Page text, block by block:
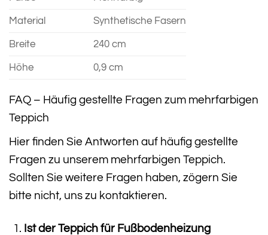
Material Synthetische Fasern
Breite 240 cm
Höhe 0,9 cm
FAQ – Häufig gestellte Fragen zum mehrfarbigen
Teppich
Hier finden Sie Antworten auf häufig gestellte
Fragen zu unserem mehrfarbigen Teppich.
Sollten Sie weitere Fragen haben, zögern Sie
bitte nicht, uns zu kontaktieren.
Ist der Teppich für Fußbodenheizung